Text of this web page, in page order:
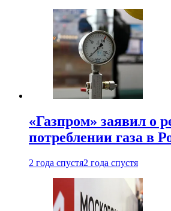
«Газпром» заявил о
потреблении газа в
2 года спустя2 года спустя